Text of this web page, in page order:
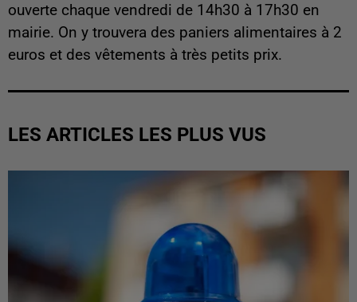
ouverte chaque vendredi de 14h30 à 17h30 en
mairie. On y trouvera des paniers alimentaires à 2
euros et des vêtements à très petits prix.
LES ARTICLES LES PLUS VUS